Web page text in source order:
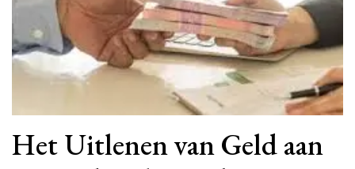
Het Uitlenen van Geld aan